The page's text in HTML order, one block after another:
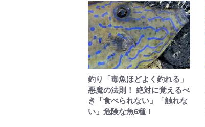
釣り「毒魚ほどよく釣れる」
悪魔の法則！ 絶対に覚えるべ
き「食べられない」「触れな
い」危険な魚6種！